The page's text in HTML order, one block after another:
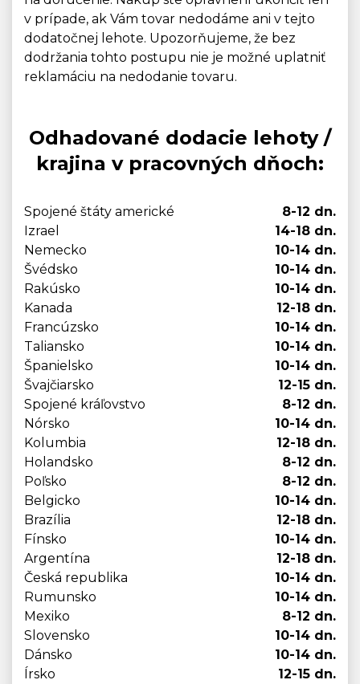
v prípade, ak Vám tovar nedodáme ani v tejto
dodatočnej lehote. Upozorňujeme, že bez
dodržania tohto postupu nie je možné uplatniť
reklamáciu na nedodanie tovaru.
Odhadované dodacie lehoty /
krajina v pracovných dňoch:
Spojené štáty americké
8-12 dn.
Izrael
14-18 dn.
Nemecko
10-14 dn.
Švédsko
10-14 dn.
Rakúsko
10-14 dn.
Kanada
12-18 dn.
Francúzsko
10-14 dn.
Taliansko
10-14 dn.
Španielsko
10-14 dn.
Švajčiarsko
12-15 dn.
Spojené kráľovstvo
8-12 dn.
Nórsko
10-14 dn.
Kolumbia
12-18 dn.
Holandsko
8-12 dn.
Poľsko
8-12 dn.
Belgicko
10-14 dn.
Brazília
12-18 dn.
Fínsko
10-14 dn.
Argentína
12-18 dn.
Česká republika
10-14 dn.
Rumunsko
10-14 dn.
Mexiko
8-12 dn.
Slovensko
10-14 dn.
Dánsko
10-14 dn.
Írsko
12-15 dn.